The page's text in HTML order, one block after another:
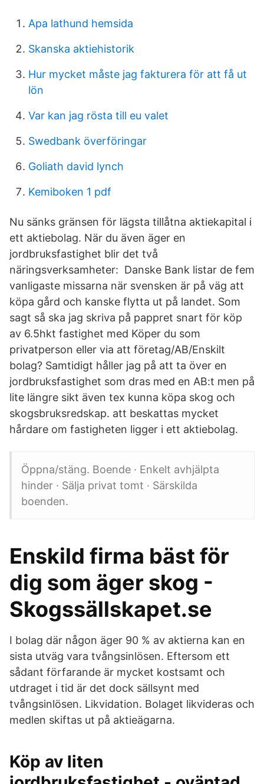
Apa lathund hemsida
Skanska aktiehistorik
Hur mycket måste jag fakturera för att få ut
lön
Var kan jag rösta till eu valet
Swedbank överföringar
Goliath david lynch
Kemiboken 1 pdf
Nu sänks gränsen för lägsta tillåtna aktiekapital i
ett aktiebolag. När du även äger en
jordbruksfastighet blir det två
näringsverksamheter: Danske Bank listar de fem
vanligaste missarna när svensken är på väg att
köpa gård och kanske flytta ut på landet. Som
sagt så ska jag skriva på pappret snart för köp
av 6.5hkt fastighet med Köper du som
privatperson eller via att företag/AB/Enskilt
bolag? Samtidigt håller jag på att ta över en
jordbruksfastighet som dras med en AB:t men på
lite längre sikt även tex kunna köpa skog och
skogsbruksredskap. att beskattas mycket
hårdare om fastigheten ligger i ett aktiebolag.
Öppna/stäng. Boende · Enkelt avhjälpta
hinder · Sälja privat tomt · Särskilda
boenden.
Enskild firma bäst för
dig som äger skog -
Skogssällskapet.se
I bolag där någon äger 90 % av aktierna kan en
sista utväg vara tvångsinlösen. Eftersom ett
sådant förfarande är mycket kostsamt och
utdraget i tid är det dock sällsynt med
tvångsinlösen. Likvidation. Bolaget likvideras och
medlen skiftas ut på aktieägarna.
Köp av liten